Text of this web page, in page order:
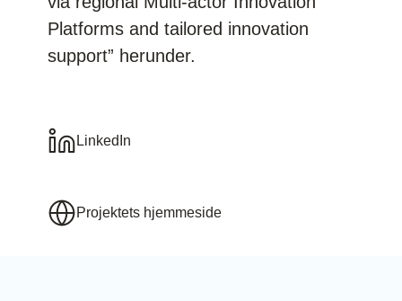
Platforms and tailored innovation
support” herunder.
LinkedIn
Projektets hjemmeside